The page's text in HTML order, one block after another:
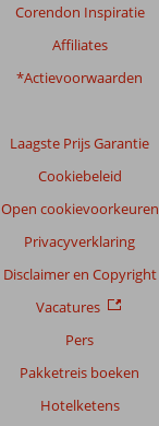
Corendon Inspiratie
Affiliates
*Actievoorwaarden
Laagste Prijs Garantie
Cookiebeleid
Open cookievoorkeuren
Privacyverklaring
Disclaimer en Copyright
Vacatures
Pers
Pakketreis boeken
Hotelketens